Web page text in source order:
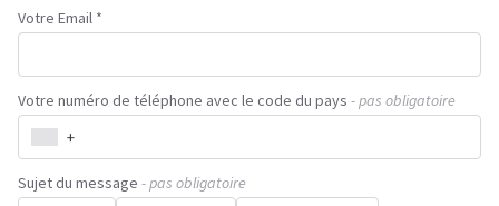
Votre Email *
Votre numéro de téléphone avec le code du pays - pas obligatoire
+
Sujet du message - pas obligatoire